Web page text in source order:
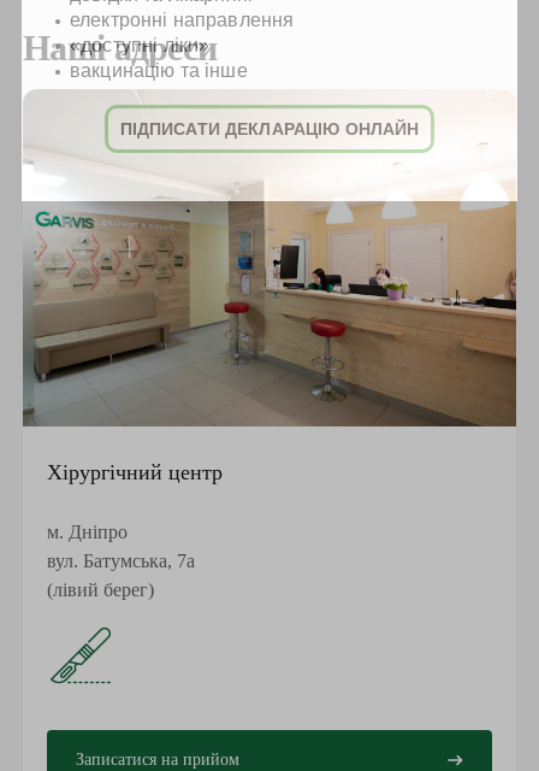
Наші адреси
Хірургічний центр
м. Дніпро
вул. Батумська, 7а
(лівий берег)
Записатися на прийом
електронні направлення
«доступні ліки»
вакцинацію та інше
ПІДПИСАТИ ДЕКЛАРАЦІЮ ОНЛАЙН